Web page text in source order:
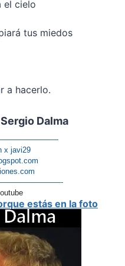
el cielo
tus miedos
a hacerlo.
Dalma
x javi29
estás en la foto